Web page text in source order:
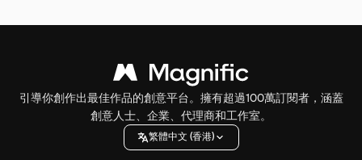
引導你創作出最佳作品的創意平台。擁有超過100萬訂閱者，涵蓋
創意人士、企業、代理商和工作室。
繁體中文 (香港)